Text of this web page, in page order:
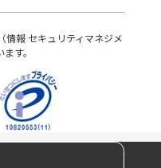
情報 セキュリティマネジメ
す。